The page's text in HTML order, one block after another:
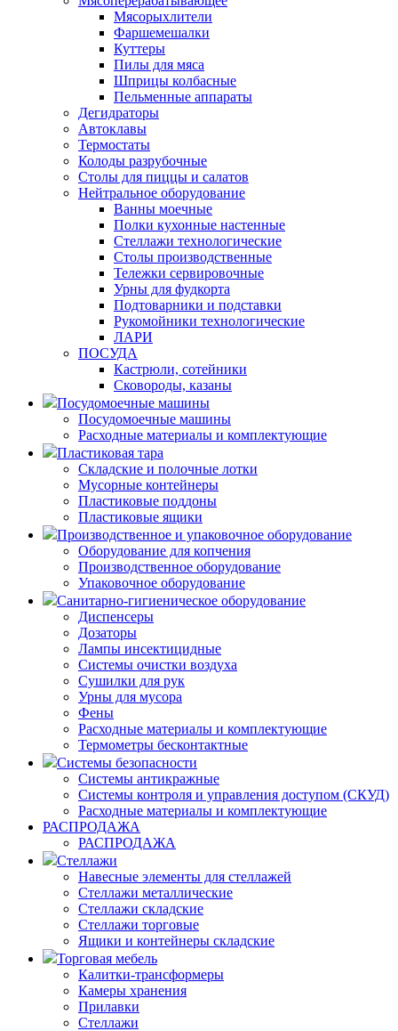
Мясорыхлители
Фаршемешалки
Куттеры
Пилы для мяса
Шприцы колбасные
Пельменные аппараты
Дегидраторы
Автоклавы
Термостаты
Колоды разрубочные
Столы для пиццы и салатов
Нейтральное оборудование
Ванны моечные
Полки кухонные настенные
Стеллажи технологические
Столы производственные
Тележки сервировочные
Урны для фудкорта
Подтоварники и подставки
Рукомойники технологические
ЛАРИ
ПОСУДА
Кастрюли, сотейники
Сковороды, казаны
Посудомоечные машины
Посудомоечные машины
Расходные материалы и комплектующие
Пластиковая тара
Складские и полочные лотки
Мусорные контейнеры
Пластиковые поддоны
Пластиковые ящики
Производственное и упаковочное оборудование
Оборудование для копчения
Производственное оборудование
Упаковочное оборудование
Санитарно-гигиеническое оборудование
Диспенсеры
Дозаторы
Лампы инсектицидные
Системы очистки воздуха
Сушилки для рук
Урны для мусора
Фены
Расходные материалы и комплектующие
Термометры бесконтактные
Системы безопасности
Системы антикражные
Системы контроля и управления доступом (СКУД)
Расходные материалы и комплектующие
РАСПРОДАЖА
РАСПРОДАЖА
Стеллажи
Навесные элементы для стеллажей
Стеллажи металлические
Стеллажи складские
Стеллажи торговые
Ящики и контейнеры складские
Торговая мебель
Калитки-трансформеры
Камеры хранения
Прилавки
Стеллажи